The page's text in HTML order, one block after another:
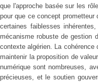
que l'approche basée sur les
pour que ce concept prometteur
certaines faiblesses
mécanisme robuste de gestion
contexte algérien. La cohérence
maintenir la proposition de
numérique sont nombreuses,
précieuses, et le soutien